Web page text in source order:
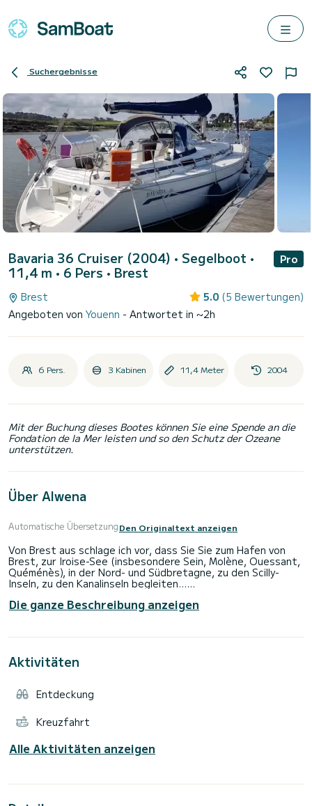
Suchergebnisse
Bavaria 36 Cruiser (2004) • Segelboot •
11,4 m • 6 Pers • Brest
Pro
Brest 5.0 (5 Bewertungen)
Angeboten von Youenn - Antwortet in ~2h
6 Pers. 3 Kabinen 11,4 Meter 2004
Mit der Buchung dieses Bootes können Sie eine Spende an die
Fondation de la Mer leisten und so den Schutz der Ozeane
unterstützen.
Über Alwena
Automatische ÜbersetzungDen Originaltext anzeigen
Von Brest aus schlage ich vor, dass Sie Sie zum Hafen von
Brest, zur Iroise-See (insbesondere Sein, Molène, Ouessant,
Quéménès), in der Nord- und Südbretagne, zu den Scilly-
Inseln, zu den Kanalinseln begleiten...
Alwena (Bavaria 36 3-Kabinen-Version) ist eine ideale Einheit
für Kreuzfahrten, robust, komfortabel und effizient.
Für mehr Komfort beschränke ich die Crew auf maximal 5
Die ganze Beschreibung anzeigen
Aktivitäten
Entdeckung
Kreuzfahrt
Alle Aktivitäten anzeigen